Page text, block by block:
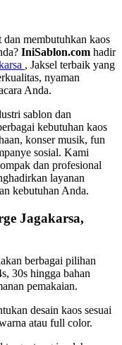
dan membutuhkan kaos
IniSablon.com hadir
, Jaksel terbaik yang
nyaman
Anda.
sablon dan
kebutuhan kaos
konser musik, fun
sosial. Kami
dan profesional
layanan
kebutuhan Anda.
Jagakarsa,
berbagai pilihan
30s hingga bahan
pemakaian.
desain kaos sesuai
atau full color.